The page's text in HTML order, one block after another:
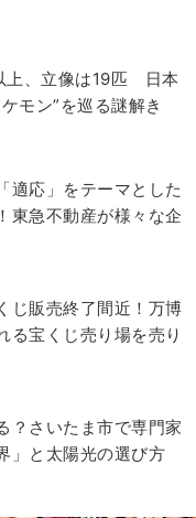
上、立像は19匹 日本
モン”を巡る謎解き
適応」をテーマとした
東急不動産が様々な企
じ販売終了間近！万博
る宝くじ売り場を売り
？さいたま市で専門家
」と太陽光の選び方